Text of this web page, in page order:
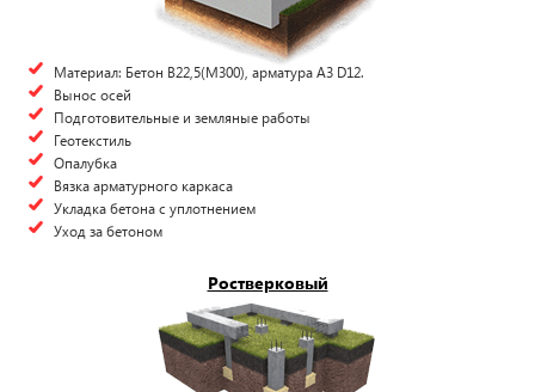
Материал: Бетон В22,5(М300), арматура А3 D12.
Вынос осей
Подготовительные и земляные работы
Геотекстиль
Опалубка
Вязка арматурного каркаса
Укладка бетона с уплотнением
Уход за бетоном
Ростверковый